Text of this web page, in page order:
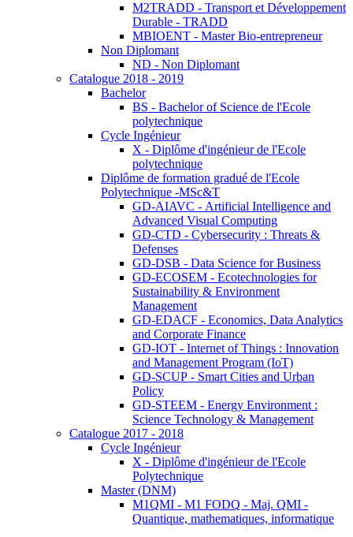
M2TRADD - Transport et Développement
Durable - TRADD
MBIOENT - Master Bio-entrepreneur
Non Diplomant
ND - Non Diplomant
Catalogue 2018 - 2019
Bachelor
BS - Bachelor of Science de l'Ecole
polytechnique
Cycle Ingénieur
X - Diplôme d'ingénieur de l'Ecole
polytechnique
Diplôme de formation gradué de l'Ecole
Polytechnique -MSc&T
GD-AIAVC - Artificial Intelligence and
Advanced Visual Computing
GD-CTD - Cybersecurity : Threats &
Defenses
GD-DSB - Data Science for Business
GD-ECOSEM - Ecotechnologies for
Sustainability & Environment
Management
GD-EDACF - Economics, Data Analytics
and Corporate Finance
GD-IOT - Internet of Things : Innovation
and Management Program (IoT)
GD-SCUP - Smart Cities and Urban
Policy
GD-STEEM - Energy Environment :
Science Technology & Management
Catalogue 2017 - 2018
Cycle Ingénieur
X - Diplôme d'ingénieur de l'Ecole
Polytechnique
Master (DNM)
M1QMI - M1 FODQ - Maj. QMI -
Quantique, mathematiques, informatique